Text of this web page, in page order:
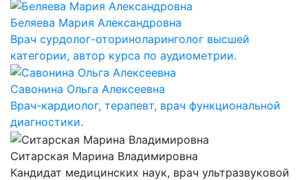
Беляева Мария Александровна
Врач сурдолог-оториноларинголог высшей
категории, автор курса по аудиометрии.
Савонина Ольга Алексеевна
Врач-кардиолог, терапевт, врач функциональной
диагностики.
Ситарская Марина Владимировна
Кандидат медицинских наук, врач ультразвуковой